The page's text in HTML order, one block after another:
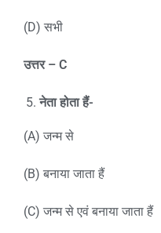
(D) सभी
उत्तर– C
नेता होता हैं-
(A) जन्म से
(B) बनाया जाता हैं
(C) जन्म से एवं बनाया जाता हैं